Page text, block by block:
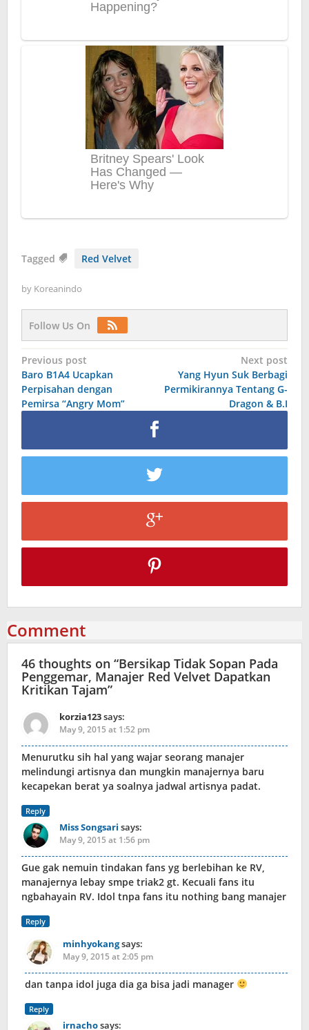
Tagged Red Velvet
by Koreanindo
Follow Us On
Post
navigation
Previous post
Baro B1A4 Ucapkan
Perpisahan dengan
Pemirsa “Angry Mom”
Next post
Yang Hyun Suk Berbagi
Permikirannya Tentang G-
Dragon & B.I
Comment
46 thoughts on “Bersikap Tidak Sopan Pada
Penggemar, Manajer Red Velvet Dapatkan
Kritikan Tajam”
korzia123says:
May 9, 2015 at 1:52 pm
Menurutku sih hal yang wajar seorang manajer
melindungi artisnya dan mungkin manajernya baru
kecapekan berat ya soalnya jadwal artisnya padat.
Reply
Miss Songsari says:
May 9, 2015 at 1:56 pm
Gue gak nemuin tindakan fans yg berlebihan ke RV,
manajernya lebay smpe triak2 gt. Kecuali fans itu
ngbahayain RV. Idol tnpa fans itu nothing bang manajer
Reply
minhyokangsays:
May 9, 2015 at 2:05 pm
dan tanpa idol juga dia ga bisa jadi manager
Reply
irnachosays: